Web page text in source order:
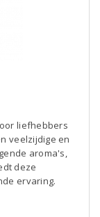
liefhebbers
veelzijdige en
aroma's,
deze
ervaring.